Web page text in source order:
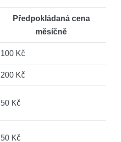
Předpokládaná cena
měsíčně
100 Kč
200 Kč
50 Kč
50 Kč